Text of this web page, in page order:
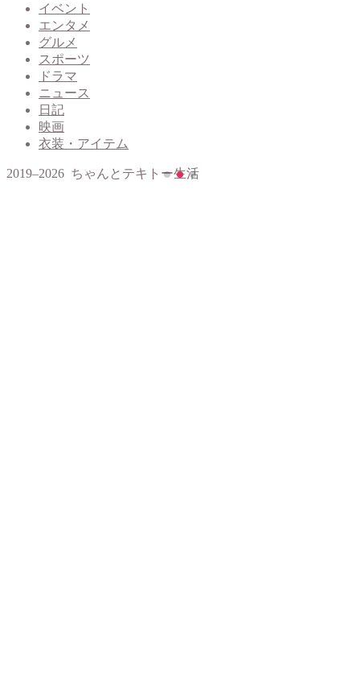
イベント
エンタメ
グルメ
スポーツ
ドラマ
ニュース
日記
映画
衣装・アイテム
2019–2026 ちゃんとテキトー生活